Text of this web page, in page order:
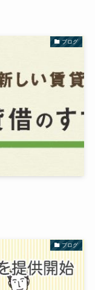
ブログ
ブログ